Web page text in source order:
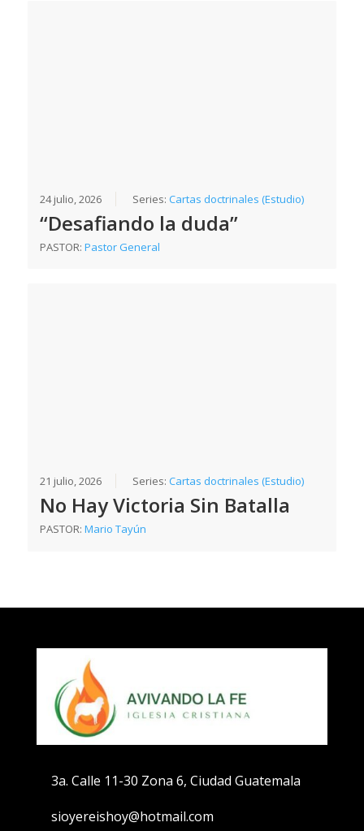
24 julio, 2026 Series:Cartas doctrinales (Estudio)
“Desafiando la duda”
PASTOR:Pastor General
21 julio, 2026 Series:Cartas doctrinales (Estudio)
No Hay Victoria Sin Batalla
PASTOR:Mario Tayún
3a. Calle 11-30 Zona 6, Ciudad Guatemala
sioyereishoy@hotmail.com